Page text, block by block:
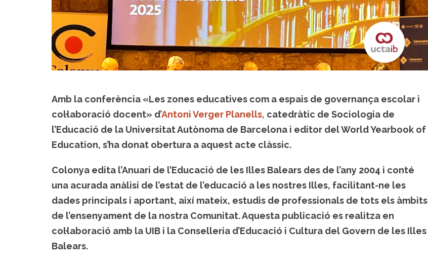
Amb la conferència «Les zones educatives com a espais de governança escolar i
col·laboració docent» d’Antoni Verger Planells, catedràtic de Sociologia de
l’Educació de la Universitat Autònoma de Barcelona i editor del World Yearbook of
Education, s’ha donat obertura a aquest acte clàssic.
Colonya edita l’Anuari de l’Educació de les Illes Balears des de l’any 2004 i conté
una acurada anàlisi de l’estat de l’educació a les nostres Illes, facilitant-ne les
dades principals i aportant, així mateix, estudis de professionals de tots els àmbits
de l’ensenyament de la nostra Comunitat. Aquesta publicació es realitza en
col·laboració amb la UIB i la Conselleria d’Educació i Cultura del Govern de les Illes
Balears.